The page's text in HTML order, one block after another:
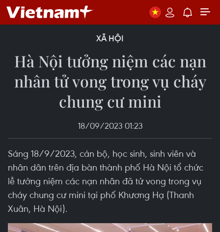
XÃ HỘI
Hà Nội tưởng niệm các nạn
nhân tử vong trong vụ cháy
chung cư mini
18/09/2023 01:23
Sáng 18/9/2023, cán bộ, học sinh, sinh viên và
nhân dân trên địa bàn thành phố Hà Nội tổ chức
lễ tưởng niệm các nạn nhân đã tử vong trong vụ
cháy chung cư mini tại phố Khương Hạ (Thanh
Xuân, Hà Nội).